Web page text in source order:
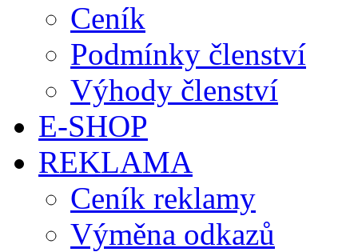
Ceník
Podmínky členství
Výhody členství
E-SHOP
REKLAMA
Ceník reklamy
Výměna odkazů